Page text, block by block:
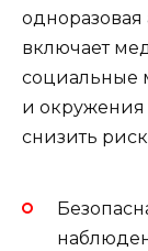
одноразовая
включает
социальные
и окружения
снизить